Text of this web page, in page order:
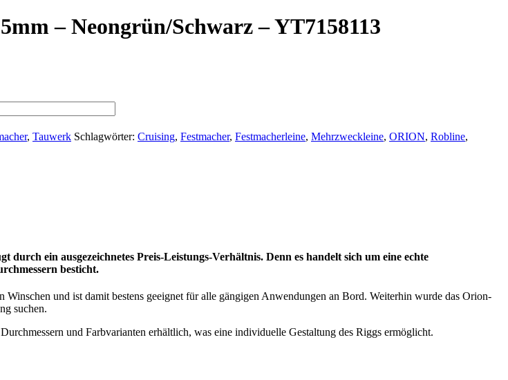
– Neongrün/Schwarz – YT7158113
, Tauwerk Schlagwörter: Cruising, Festmacher, Festmacherleine, Mehrzweckleine, ORION, Robline,
ein ausgezeichnetes Preis-Leistungs-Verhältnis. Denn es handelt sich um eine echte
besticht.
und ist damit bestens geeignet für alle gängigen Anwendungen an Bord. Weiterhin wurde das Orion-
suchen.
und Farbvarianten erhältlich, was eine individuelle Gestaltung des Riggs ermöglicht.